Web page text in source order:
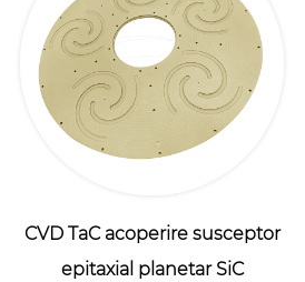
CVD TaC acoperire susceptor
epitaxial planetar SiC